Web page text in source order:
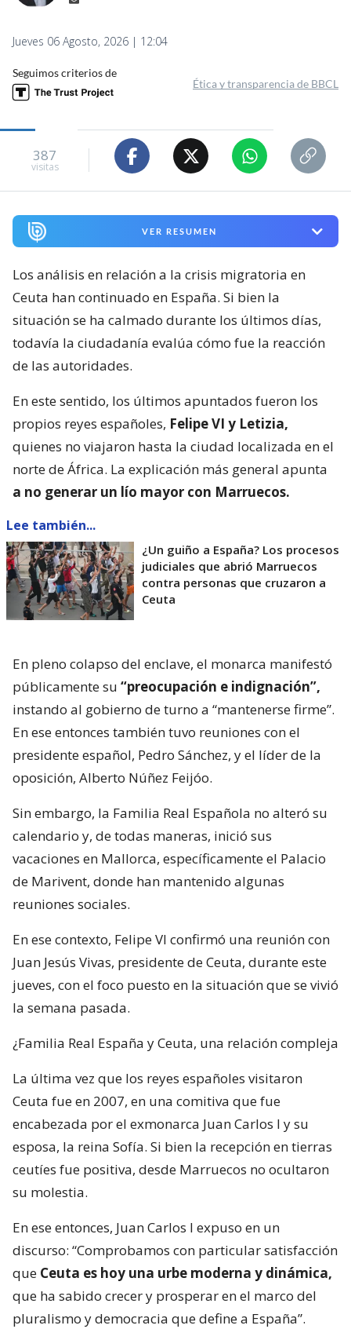
Jueves 06 Agosto, 2026 | 12:04
Seguimos criterios de
Ética y transparencia de BBCL
387
visitas
VER RESUMEN
Los análisis en relación a la crisis migratoria en
Ceuta han continuado en España. Si bien la
situación se ha calmado durante los últimos días,
todavía la ciudadanía evalúa cómo fue la reacción
de las autoridades.
En este sentido, los últimos apuntados fueron los
propios reyes españoles, Felipe VI y Letizia,
quienes no viajaron hasta la ciudad localizada en el
norte de África. La explicación más general apunta
a no generar un lío mayor con Marruecos.
Lee también...
¿Un guiño a España? Los procesos
judiciales que abrió Marruecos
contra personas que cruzaron a
Ceuta
En pleno colapso del enclave, el monarca manifestó
públicamente su “preocupación e indignación”,
instando al gobierno de turno a “mantenerse firme”.
En ese entonces también tuvo reuniones con el
presidente español, Pedro Sánchez, y el líder de la
oposición, Alberto Núñez Feijóo.
Sin embargo, la Familia Real Española no alteró su
calendario y, de todas maneras, inició sus
vacaciones en Mallorca, específicamente el Palacio
de Marivent, donde han mantenido algunas
reuniones sociales.
En ese contexto, Felipe VI confirmó una reunión con
Juan Jesús Vivas, presidente de Ceuta, durante este
jueves, con el foco puesto en la situación que se vivió
la semana pasada.
¿Familia Real España y Ceuta, una relación compleja
La última vez que los reyes españoles visitaron
Ceuta fue en 2007, en una comitiva que fue
encabezada por el exmonarca Juan Carlos I y su
esposa, la reina Sofía. Si bien la recepción en tierras
ceutíes fue positiva, desde Marruecos no ocultaron
su molestia.
En ese entonces, Juan Carlos I expuso en un
discurso: “Comprobamos con particular satisfacción
que Ceuta es hoy una urbe moderna y dinámica,
que ha sabido crecer y prosperar en el marco del
pluralismo y democracia que define a España”.